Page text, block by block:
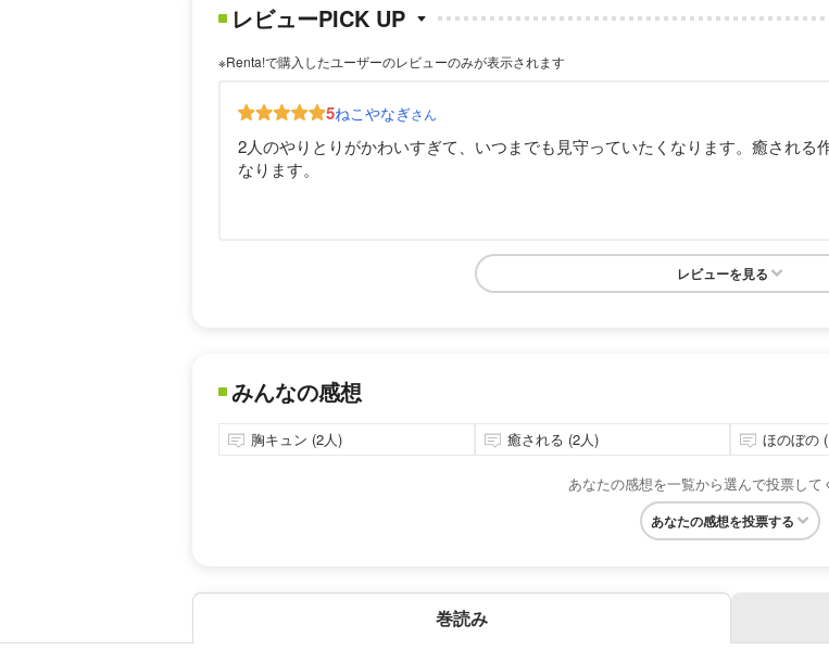
レビューPICK UP
※Renta!で購入したユーザーのレビューのみが表示されます
5ねこやなぎさん
2人のやりとりがかわいすぎて、いつまでも見守っていたくなります。癒される
なります。
レビューを見る
みんなの感想
胸キュン (2人) 癒される (2人) ほのぼの
あなたの感想を一覧から選んで投票して
あなたの感想を投票する
巻読み